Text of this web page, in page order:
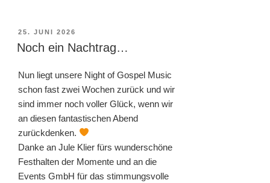
VERÖFFENTLICHT
AM
25. JUNI 2026
Noch ein Nachtrag…
Nun liegt unsere Night of Gospel Music
schon fast zwei Wochen zurück und wir
sind immer noch voller Glück, wenn wir
an diesen fantastischen Abend
zurückdenken.
Danke an Jule Klier fürs wunderschöne
Festhalten der Momente und an die
Events GmbH für das stimmungsvolle